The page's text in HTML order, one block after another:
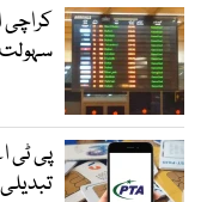
کراچی
پی ٹی
تبدیلی کی